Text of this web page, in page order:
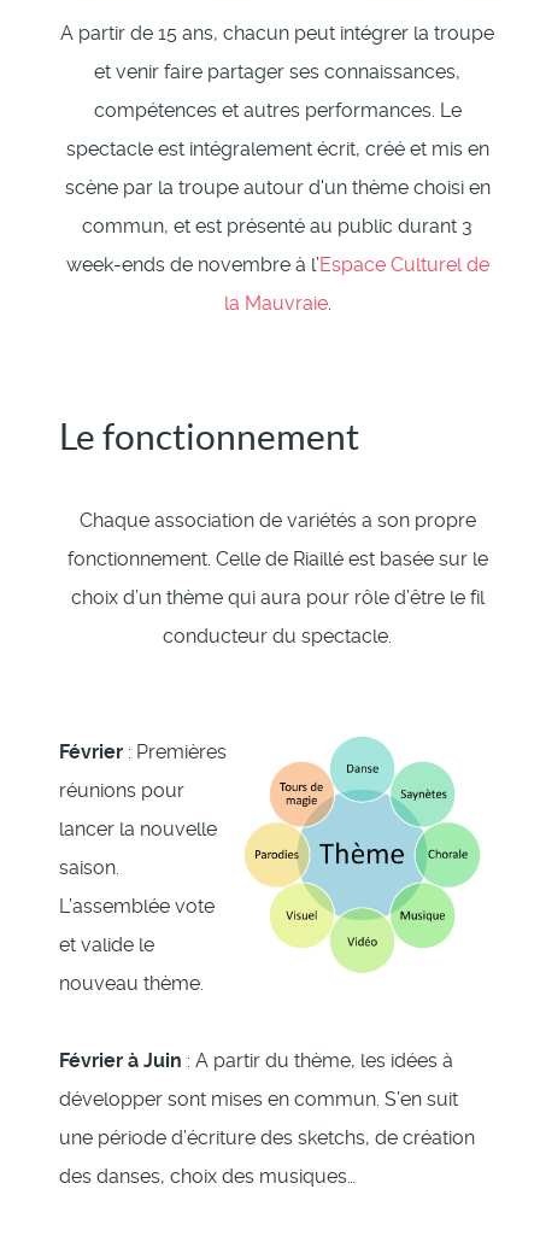
A partir de 15 ans, chacun peut intégrer la troupe
et venir faire partager ses connaissances,
compétences et autres performances. Le
spectacle est intégralement écrit, créé et mis en
scène par la troupe autour d'un thème choisi en
commun, et est présenté au public durant 3
week-ends de novembre à l’Espace Culturel de
la Mauvraie.
Le fonctionnement
Chaque association de variétés a son propre
fonctionnement. Celle de Riaillé est basée sur le
choix d’un thème qui aura pour rôle d’être le fil
conducteur du spectacle.
Février : Premières
réunions pour
lancer la nouvelle
saison.
L’assemblée vote
et valide le
nouveau thème.
Février à Juin : A partir du thème, les idées à
développer sont mises en commun. S’en suit
une période d’écriture des sketchs, de création
des danses, choix des musiques…